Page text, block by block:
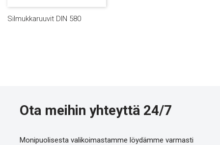
Silmukkaruuvit DIN 580
Ota meihin yhteyttä 24/7
Monipuolisesta valikoimastamme löydämme varmasti